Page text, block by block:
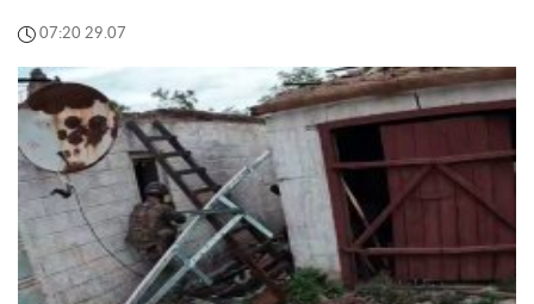
07:20 29.07